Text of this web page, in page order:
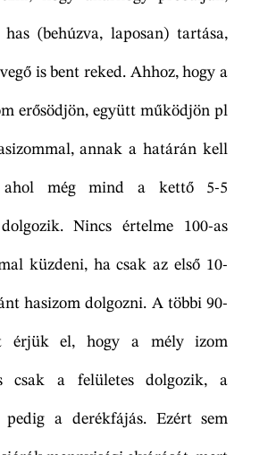
(behúzva, laposan) tartása,
is bent reked. Ahhoz, hogy a
erősödjön, együtt működjön pl
annak a határán kell
ahol még mind a kettő 5-5
Nincs értelme 100-as
küzdeni, ha csak az első 10-
hasizom dolgozni. A többi 90-
érjük el, hogy a mély izom
csak a felületes dolgozik, a
pedig a derékfájás. Ezért sem